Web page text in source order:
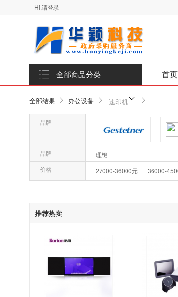
Hi,请登录
全部商品分类 首页
全部结果 办公设备 速印机
品牌
品牌-基士得耶gestetner
品牌 理想
价格 27000-36000元 36000-
推荐热卖